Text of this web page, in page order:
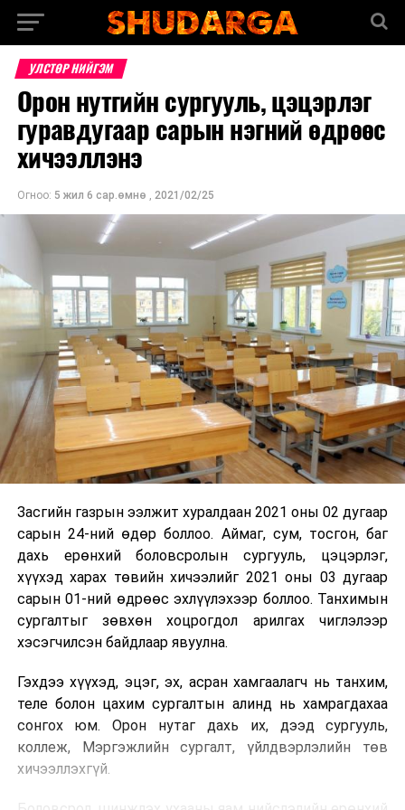
УЛСТӨР НИЙГЭМ
Орон нутгийн сургууль, цэцэрлэг
гуравдугаар сарын нэгний өдрөөс
хичээллэнэ
Огноо: 5 жил 6 сар.өмнө , 2021/02/25
Засгийн газрын ээлжит хуралдаан 2021 оны 02 дугаар
сарын 24-ний өдөр боллоо. Аймаг, сум, тосгон, баг
дахь ерөнхий боловсролын сургууль, цэцэрлэг,
хүүхэд харах төвийн хичээлийг 2021 оны 03 дугаар
сарын 01-ний өдрөөс эхлүүлэхээр боллоо. Танхимын
сургалтыг зөвхөн хоцрогдол арилгах чиглэлээр
хэсэгчилсэн байдлаар явуулна.
Гэхдээ хүүхэд, эцэг, эх, асран хамгаалагч нь танхим,
теле болон цахим сургалтын алинд нь хамрагдахаа
сонгох юм. Орон нутаг дахь их, дээд сургууль,
коллеж, Мэргэжлийн сургалт, үйлдвэрлэлийн төв
хичээллэхгүй.